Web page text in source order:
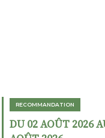
2026 AU 23